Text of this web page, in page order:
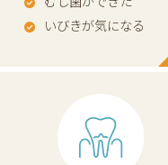
いびきが気になる